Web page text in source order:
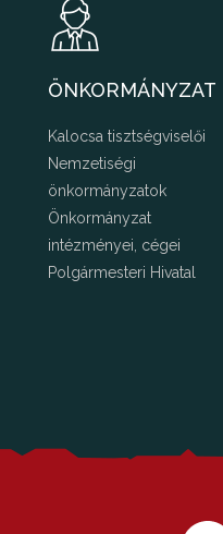
ÖNKORMÁNYZAT
Kalocsa tisztségviselői
Nemzetiségi
önkormányzatok
Önkormányzat
intézményei, cégei
Polgármesteri Hivatal